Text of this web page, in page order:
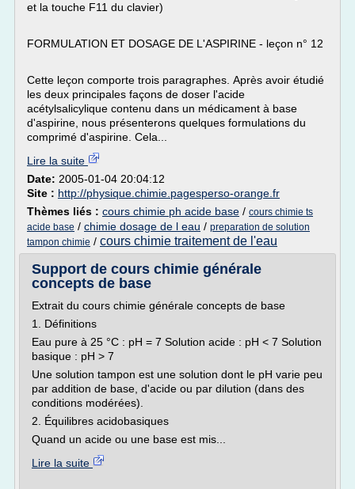
et la touche F11 du clavier)
FORMULATION ET DOSAGE DE L'ASPIRINE - leçon n° 12
Cette leçon comporte trois paragraphes. Après avoir étudié
les deux principales façons de doser l'acide
acétylsalicylique contenu dans un médicament à base
d'aspirine, nous présenterons quelques formulations du
comprimé d'aspirine. Cela...
Lire la suite
Date: 2005-01-04 20:04:12
Site : http://physique.chimie.pagesperso-orange.fr
Thèmes liés : cours chimie ph acide base / cours chimie ts
acide base / chimie dosage de l eau / preparation de solution
tampon chimie / cours chimie traitement de l'eau
Support de cours chimie générale
concepts de base
Extrait du cours chimie générale concepts de base
1. Définitions
Eau pure à 25 °C : pH = 7 Solution acide : pH < 7 Solution
basique : pH > 7
Une solution tampon est une solution dont le pH varie peu
par addition de base, d'acide ou par dilution (dans des
conditions modérées).
2. Équilibres acidobasiques
Quand un acide ou une base est mis...
Lire la suite